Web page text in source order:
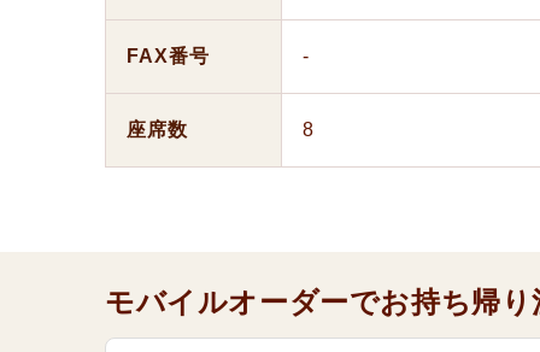
FAX番号 -
座席数 8
モバイルオーダーでお持ち帰り